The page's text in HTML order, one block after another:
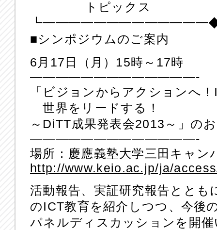
トピックス
■シンポジウムのご案内
6月17日（月）15時～17時
—————————————-
「ビジョンからアクションへ
世界をリードする！
～DiTT成果発表会2013～」の
—————————————-
場所：慶應義塾大学三田キャ
http://www.keio.ac.jp/ja/
活動報告、実証研究報告ととも
のICT教育を紹介しつつ、今後
パネルディスカッションを開